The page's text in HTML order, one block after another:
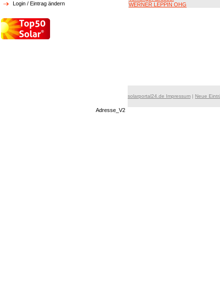
Login / Eintrag ändern
WERNER LEPPIN OHG
solarportal24.de Impressum | Neue
Adresse_V2